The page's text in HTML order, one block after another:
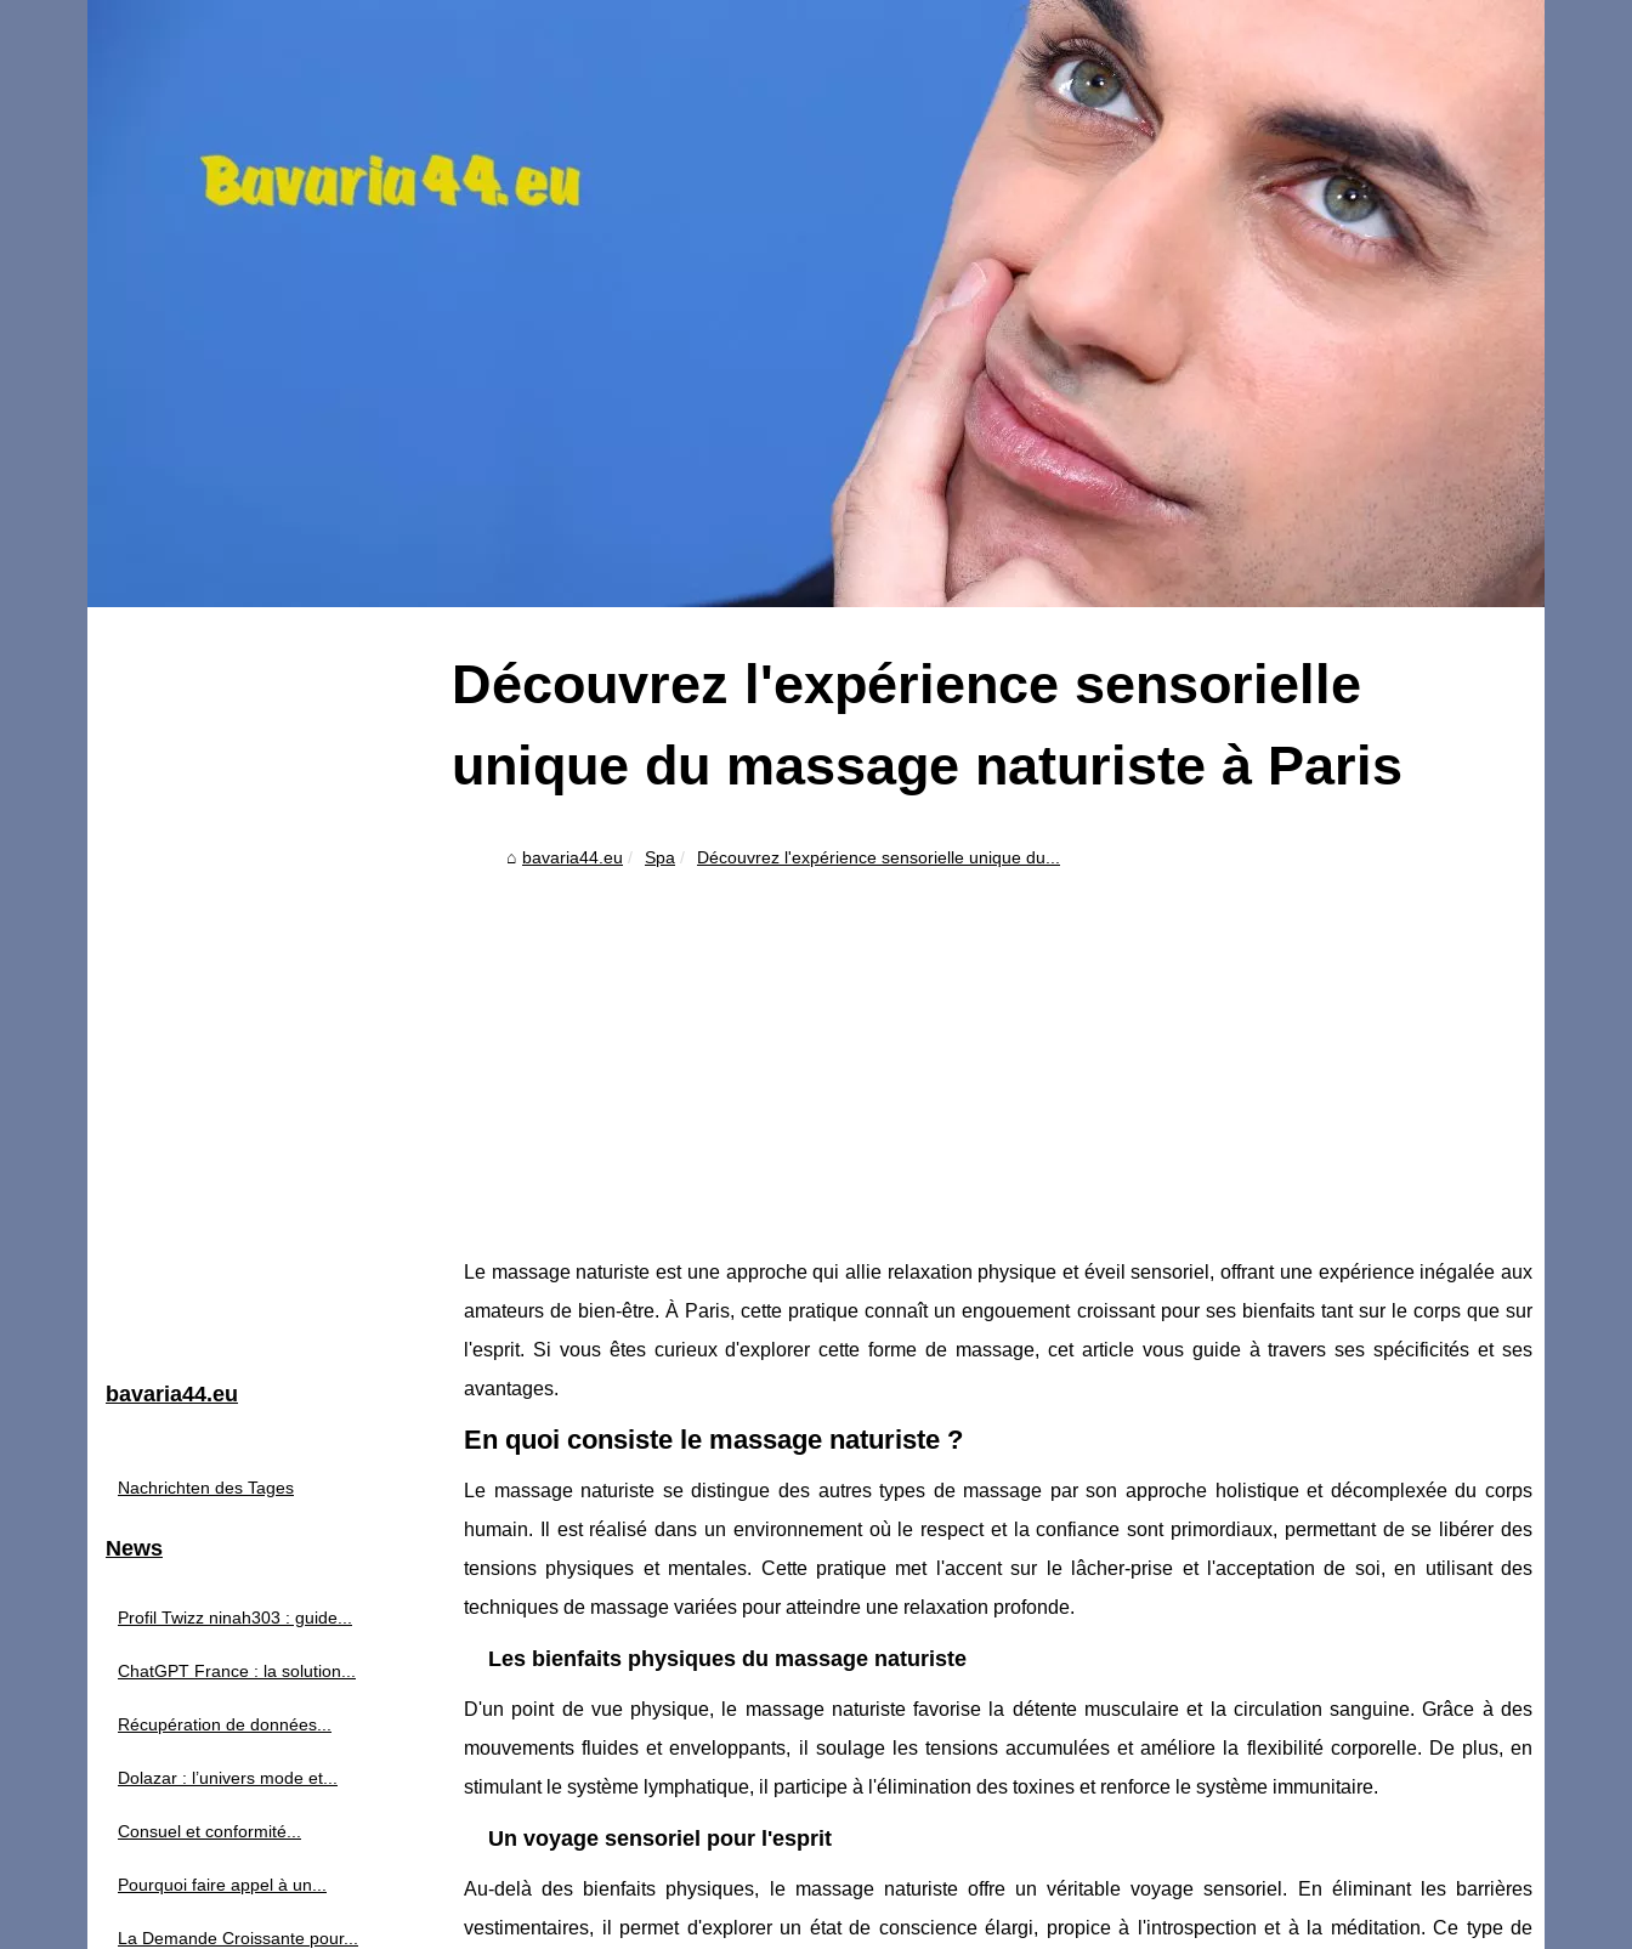
Découvrez l'expérience sensorielle
unique du massage naturiste à Paris
bavaria44.eu Spa Découvrez l'expérience sensorielle unique du...
Le massage naturiste est une approche qui allie relaxation physique et éveil sensoriel, offrant une expérience inégalée aux
amateurs de bien-être. À Paris, cette pratique connaît un engouement croissant pour ses bienfaits tant sur le corps que sur
l'esprit. Si vous êtes curieux d'explorer cette forme de massage, cet article vous guide à travers ses spécificités et ses
avantages.
En quoi consiste le massage naturiste ?
Le massage naturiste se distingue des autres types de massage par son approche holistique et décomplexée du corps
humain. Il est réalisé dans un environnement où le respect et la confiance sont primordiaux, permettant de se libérer des
tensions physiques et mentales. Cette pratique met l'accent sur le lâcher-prise et l'acceptation de soi, en utilisant des
techniques de massage variées pour atteindre une relaxation profonde.
Les bienfaits physiques du massage naturiste
D'un point de vue physique, le massage naturiste favorise la détente musculaire et la circulation sanguine. Grâce à des
mouvements fluides et enveloppants, il soulage les tensions accumulées et améliore la flexibilité corporelle. De plus, en
stimulant le système lymphatique, il participe à l'élimination des toxines et renforce le système immunitaire.
Un voyage sensoriel pour l'esprit
Au-delà des bienfaits physiques, le massage naturiste offre un véritable voyage sensoriel. En éliminant les barrières
vestimentaires, il permet d'explorer un état de conscience élargi, propice à l'introspection et à la méditation. Ce type de
bavaria44.eu
Nachrichten des Tages
News
Profil Twizz ninah303 : guide...
ChatGPT France : la solution...
Récupération de données...
Dolazar : l’univers mode et...
Consuel et conformité...
Pourquoi faire appel à un...
La Demande Croissante pour...